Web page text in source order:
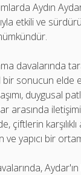
Aydın
etkili ve
davalarında
bir sonucun elde
duygusal
arasında
çiftlerin karşılıklı
yapıcı bir